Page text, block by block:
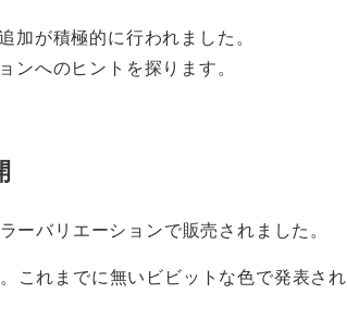
が積極的に行われました。
へのヒントを探ります。
バリエーションで販売されました。
これまでに無いビビットな色で発表され